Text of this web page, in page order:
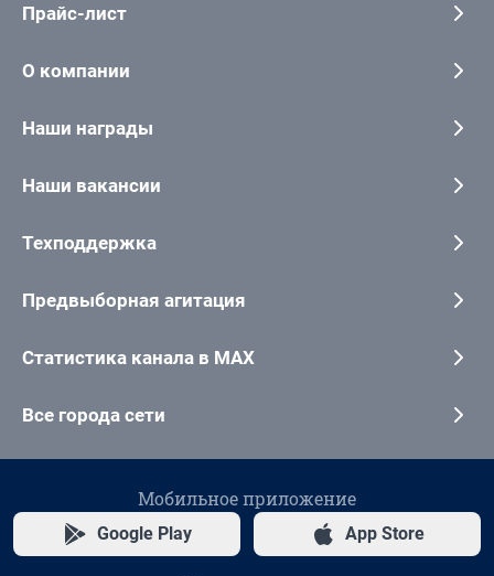
Прайс-лист
О компании
Наши награды
Наши вакансии
Техподдержка
Предвыборная агитация
Статистика канала в MAX
Все города сети
Мобильное приложение
Google Play App Store